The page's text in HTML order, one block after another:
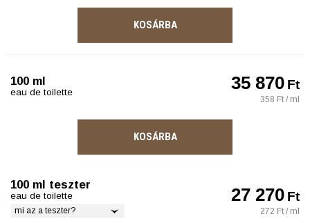
KOSÁRBA
100 ml
eau de toilette 35 870Ft
358 Ft / ml
KOSÁRBA
100 ml teszter
eau de toilette
mi az a teszter?
27 270Ft
272 Ft / ml